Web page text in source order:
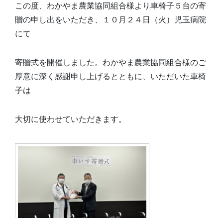
この度、わかやま農業協同組合様より車椅子５台の寄
贈の申し出をいただき、１０月２４日（火）児玉病院
にて
寄贈式を開催しました。わかやま農業協同組合様のご
厚意に深く感謝申し上げるとともに、いただいた車椅
子は
大切に使わせていただきます。